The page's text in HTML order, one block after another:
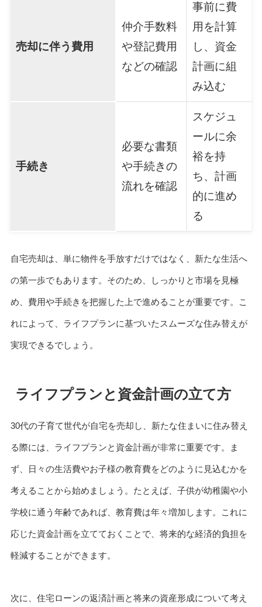
売却に伴う費用
仲介手数料
や登記費用
などの確認
事前に費
用を計算
し、資金
計画に組
み込む
手続き
必要な書類
や手続きの
流れを確認
スケジュ
ールに余
裕を持
ち、計画
的に進め
る
自宅売却は、単に物件を手放すだけではなく、新たな生活へ
の第一歩でもあります。そのため、しっかりと市場を見極
め、費用や手続きを把握した上で進めることが重要です。こ
れによって、ライフプランに基づいたスムーズな住み替えが
実現できるでしょう。
ライフプランと資金計画の立て方
30代の子育て世代が自宅を売却し、新たな住まいに住み替え
る際には、ライフプランと資金計画が非常に重要です。ま
ず、日々の生活費やお子様の教育費をどのように見込むかを
考えることから始めましょう。たとえば、子供が幼稚園や小
学校に通う年齢であれば、教育費は年々増加します。これに
応じた資金計画を立てておくことで、将来的な経済的負担を
軽減することができます。
次に、住宅ローンの返済計画と将来の資産形成について考え